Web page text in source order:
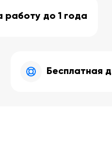
работу до 1 года
Бесплатная